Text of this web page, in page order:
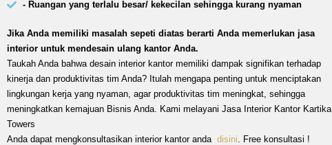
- Ruangan yang terlalu besar/ kekecilan sehingga kurang nyaman
Jika Anda memiliki masalah sepeti diatas berarti Anda memerlukan jasa
interior untuk mendesain ulang kantor Anda.
Taukah Anda bahwa desain interior kantor memiliki dampak signifikan terhadap
kinerja dan produktivitas tim Anda? Itulah mengapa penting untuk menciptakan
lingkungan kerja yang nyaman, agar produktivitas tim meningkat, sehingga
meningkatkan kemajuan Bisnis Anda. Kami melayani Jasa Interior Kantor Kartika
Towers
Anda dapat mengkonsultasikan interior kantor anda disini. Free konsultasi !